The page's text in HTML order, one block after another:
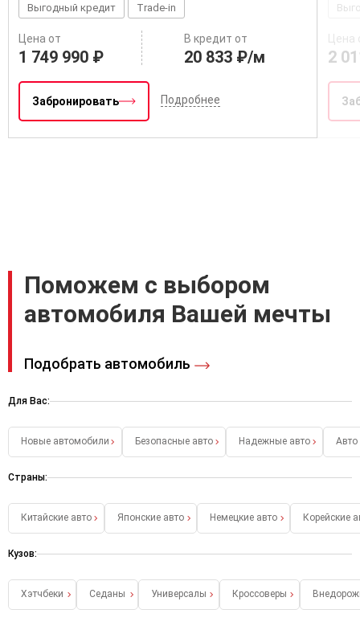
Выгодный кредит Trade-in
Цена от
1 749 990 ₽
В кредит от
20 833 ₽/м
Забронировать Подробнее
Цена
2
Поможем с выбором
автомобиля Вашей мечты
Подобрать автомобиль
Для Вас:
Новые автомобили Безопасные авто Надежные авто
Страны:
Китайские авто Японские авто Немецкие авто Корейские
Кузов:
Хэтчбеки Седаны Универсалы Кроссоверы